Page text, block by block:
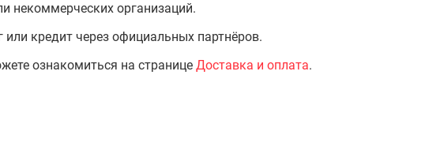
некоммерческих организаций.
кредит через официальных партнёров.
ознакомиться на странице Доставка и оплата.